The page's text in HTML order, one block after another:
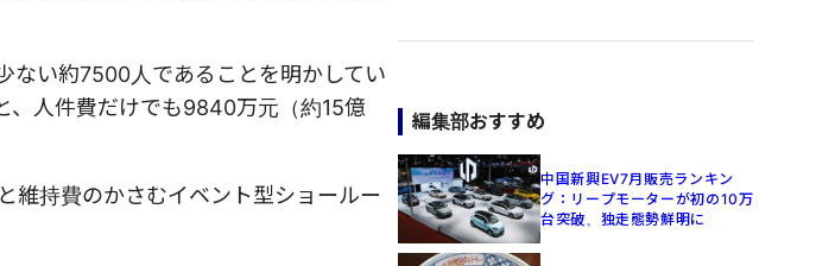
ない約7500人であることを明かしてい
、人件費だけでも9840万元（約15億
維持費のかさむイベント型ショールー
編集部おすすめ
中国新興EV7月販売ランキン
グ：リープモーターが初の10万
台突破、独走態勢鮮明に